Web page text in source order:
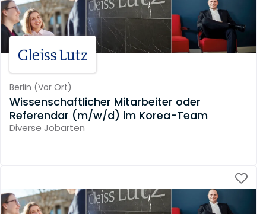
Berlin (Vor Ort)
Wissenschaftlicher Mitarbeiter oder
Referendar (m/w/d) im Korea-Team
Diverse Jobarten